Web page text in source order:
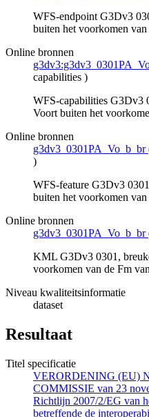
WFS-endpoint G3Dv3
buiten het voorkomen
Online bronnen
capabilities )
WFS-capabilities G3Dv3
Voort buiten het
Online bronnen
g3dv3_0301PA_Vo_b_br
)
WFS-feature G3Dv3
buiten het voorkomen
Online bronnen
g3dv3_0301PA_Vo_b_br
KML G3Dv3 0301,
voorkomen van de Fm
Niveau kwaliteitsinformatie
dataset
Resultaat
Titel specificatie
VERORDENING (EU)
COMMISSIE van 23
Richtlijn 2007/2/EG van
betreffende de